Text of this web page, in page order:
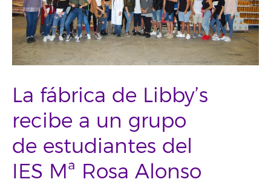
La fábrica de Libby’s
recibe a un grupo
de estudiantes del
IES Mª Rosa Alonso